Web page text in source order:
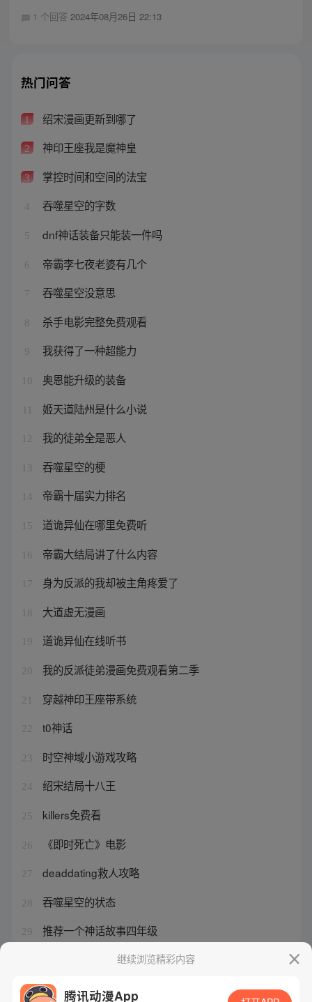
1 个回答 2024年08月26日 22:13
热门问答
1 绍宋漫画更新到哪了
2 神印王座我是魔神皇
3 掌控时间和空间的法宝
4 吞噬星空的字数
5 dnf神话装备只能装一件吗
6 帝霸李七夜老婆有几个
7 吞噬星空没意思
8 杀手电影完整免费观看
9 我获得了一种超能力
10 奥恩能升级的装备
姬天道陆州是什么小说
12 我的徒弟全是恶人
13 吞噬星空的梗
14 帝霸十届实力排名
15 道诡异仙在哪里免费听
16 帝霸大结局讲了什么内容
17 身为反派的我却被主角疼爱了
18 大道虚无漫画
19 道诡异仙在线听书
20 我的反派徒弟漫画免费观看第二季
21 穿越神印王座带系统
22 t0神话
23 时空神域小游戏攻略
24 绍宋结局十八王
25 killers免费看
26 《即时死亡》电影
27 deaddating救人攻略
28 吞噬星空的状态
29 推荐一个神话故事四年级
我的徒弟都是大反派有没有女主角
继续浏览精彩内容
腾讯动漫App